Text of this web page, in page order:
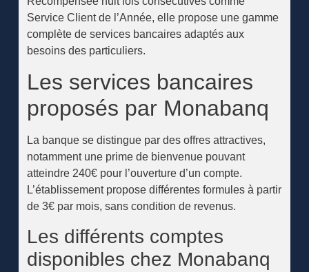
Service Client de l’Année, elle propose une gamme
complète de services bancaires adaptés aux
besoins des particuliers.
Les services bancaires
proposés par Monabanq
La banque se distingue par des offres attractives,
notamment une prime de bienvenue pouvant
atteindre 240€ pour l’ouverture d’un compte.
L’établissement propose différentes formules à partir
de 3€ par mois, sans condition de revenus.
Les différents comptes
disponibles chez Monabanq